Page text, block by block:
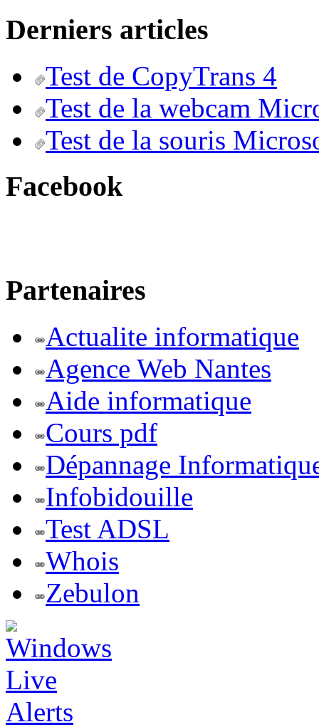
Derniers articles
Test de CopyTrans 4
Test de la webcam
Test de la souris
Facebook
Partenaires
Actualite informatique
Agence Web Nantes
Aide informatique
Cours pdf
Dépannage
Infobidouille
Test ADSL
Whois
Zebulon